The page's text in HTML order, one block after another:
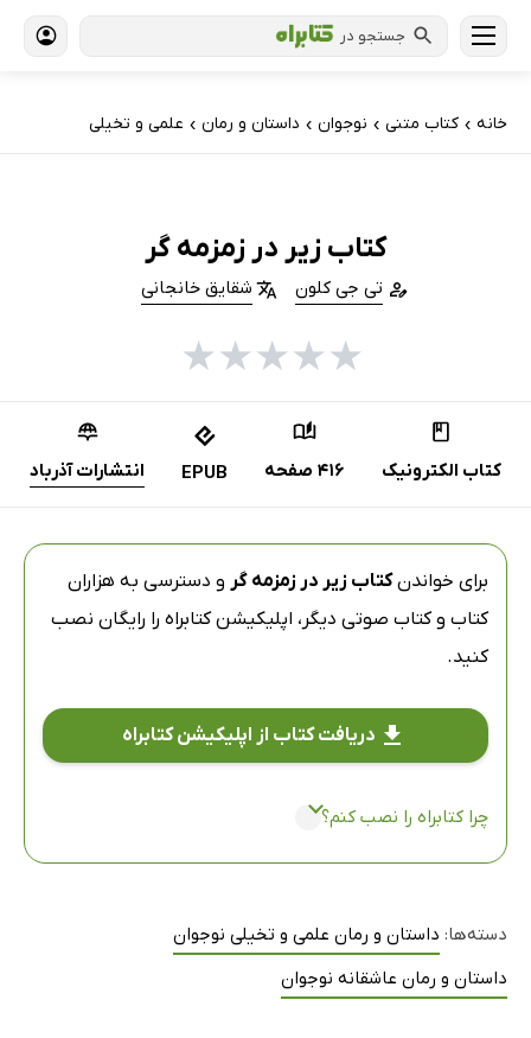
جستجو در
خانه › کتاب‌ متنی › نوجوان › داستان و رمان › علمی و تخیلی
کتاب زیر در زمزمه گر
تی جی کلون شقایق خانجانی
★
★
★
★
★
کتاب الکترونیک 416 صفحه EPUB انتشارات آذرباد
برای خواندنکتاب زیر در زمزمه گر و دسترسی به هزاران
کتاب و کتاب صوتی دیگر، اپلیکیشن کتابراه را رایگان نصب
کنید.
دریافت کتاب از اپلیکیشن کتابراه
چرا کتابراه را نصب کنم؟
دسته‌ها: داستان و رمان علمی و تخیلی نوجوان
داستان و رمان عاشقانه نوجوان